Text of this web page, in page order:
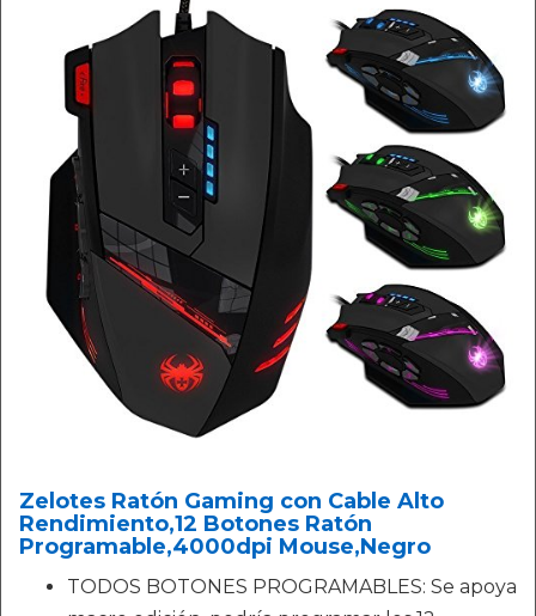
Zelotes Ratón Gaming con Cable Alto
Rendimiento,12 Botones Ratón
Programable,4000dpi Mouse,Negro
TODOS BOTONES PROGRAMABLES: Se apoya